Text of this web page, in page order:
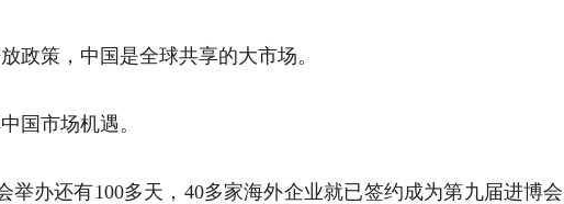
策，中国是全球共享的大市场。
市场机遇。
办还有100多天，40多家海外企业就已签约成为第九届进博会